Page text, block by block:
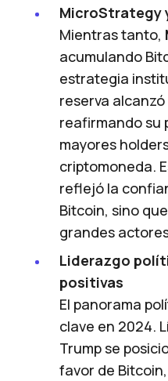
MicroStrategy
Mientras tanto,
acumulando
estrategia
reserva alcanzó
reafirmando su
mayores
criptomoneda.
reflejó la
Bitcoin, sino
grandes
Liderazgo
positivas
El panorama
clave en 2024.
Trump se
favor de